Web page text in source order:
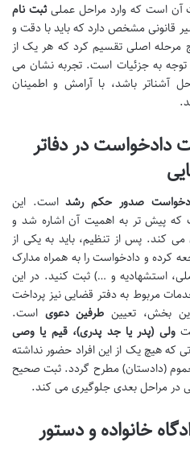
آن است که وارد مراحل عملیثبت نام
قانونی مشخص دارد که باید با دقت و
مرحله اصلی تقسیم کرد که هر یک از
توجه به جزئیات است. تجربه نشان می
آشناتر باشد، با آرامش و اطمینان
دادخواست در دفاتر
صدور حکم رشداست. این
پیش تر به اهمیت آن اشاره شد و
می کند. پس از تنظیم، باید به یکی از
کرده و دادخواست را به همراه مدارک
استشهادیه و …) ثبت کنید. در این
مربوط به دفتر قضایی نیز پرداخت
بخش، تعیین طرفین دعوی است.
ولی (پدر یا جد پدری)، قیم یا وصی
که هیچ یک از این افراد حضور نداشته
(دادستان) مطرح گردد. ثبت صحیح
در مراحل بعدی جلوگیری می کند.
خانواده و دستور